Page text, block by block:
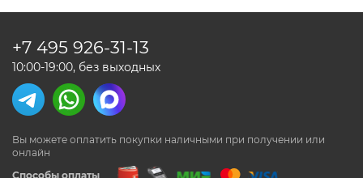
Способы оплаты
Вы можете оплатить покупки наличными при получении или
онлайн
+7 495 926-31-13
10:00-19:00, без выходных